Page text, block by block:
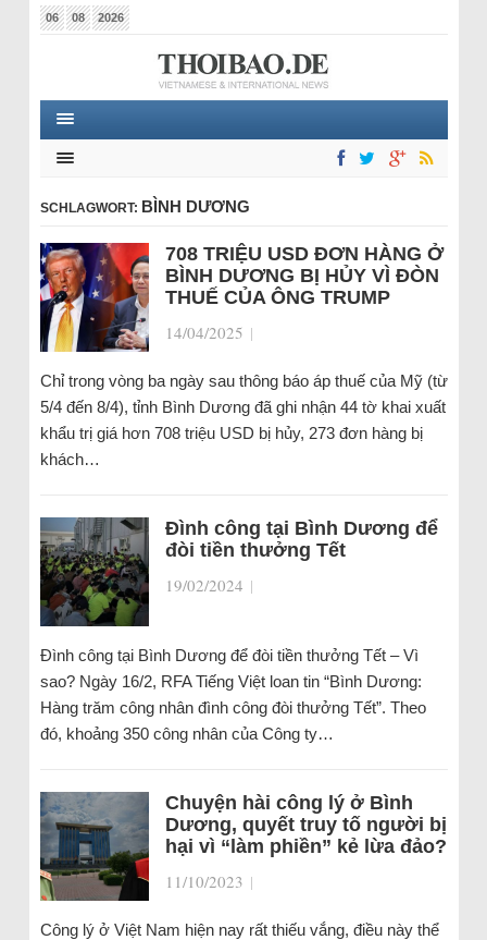
06 08 2026
SCHLAGWORT: BÌNH DƯƠNG
708 TRIỆU USD ĐƠN HÀNG Ở
BÌNH DƯƠNG BỊ HỦY VÌ ĐÒN
THUẾ CỦA ÔNG TRUMP
14/04/2025 |
Chỉ trong vòng ba ngày sau thông báo áp thuế của Mỹ (từ
5/4 đến 8/4), tỉnh Bình Dương đã ghi nhận 44 tờ khai xuất
khẩu trị giá hơn 708 triệu USD bị hủy, 273 đơn hàng bị
khách…
Đình công tại Bình Dương để
đòi tiền thưởng Tết
19/02/2024 |
Đình công tại Bình Dương để đòi tiền thưởng Tết – Vì
sao? Ngày 16/2, RFA Tiếng Việt loan tin “Bình Dương:
Hàng trăm công nhân đình công đòi thưởng Tết”. Theo
đó, khoảng 350 công nhân của Công ty…
Chuyện hài công lý ở Bình
Dương, quyết truy tố người bị
hại vì “làm phiền” kẻ lừa đảo?
11/10/2023 |
Công lý ở Việt Nam hiện nay rất thiếu vắng, điều này thể